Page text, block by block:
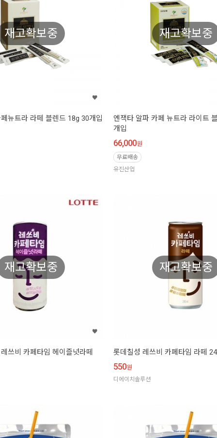
재고확보중
뉴트라 라떼 블렌드 18g 30개입
재고확보중
엔잭타 알파 카페 뉴트라 라이트
개입
66,000원
무료배송
유진산업
재고확보중
쓰비 카페타임 헤이즐넛라떼
재고확보중
롯데칠성 레쓰비 카페타임 라떼
550원
디에이치솔루션